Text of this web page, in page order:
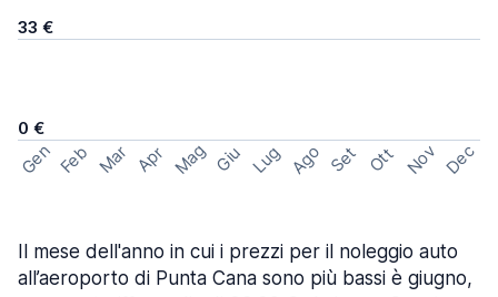
33 €
0 €
Gen Feb Mar Apr Mag Giu Lug Ago Set Ott Nov Dec
Il mese dell'anno in cui i prezzi per il noleggio auto
all’aeroporto di Punta Cana sono più bassi è giugno,